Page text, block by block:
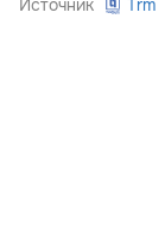
Источник Trm